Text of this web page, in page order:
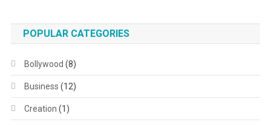
POPULAR CATEGORIES
Bollywood (8)
Business (12)
Creation (1)